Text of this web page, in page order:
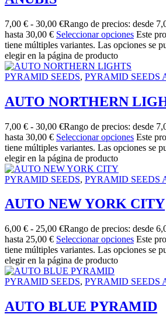
7,00 € - 30,00 €Rango de precios: desde
hasta 30,00 € Seleccionar opciones Este
tiene múltiples variantes. Las opciones se
elegir en la página de producto
PYRAMID SEEDS, PYRAMID SEEDS
AUTO NORTHERN
7,00 € - 30,00 €Rango de precios: desde
hasta 30,00 € Seleccionar opciones Este
tiene múltiples variantes. Las opciones se
elegir en la página de producto
PYRAMID SEEDS, PYRAMID SEEDS
AUTO NEW YORK CITY
6,00 € - 25,00 €Rango de precios: desde
hasta 25,00 € Seleccionar opciones Este
tiene múltiples variantes. Las opciones se
elegir en la página de producto
PYRAMID SEEDS, PYRAMID SEEDS
AUTO BLUE PYRAMID